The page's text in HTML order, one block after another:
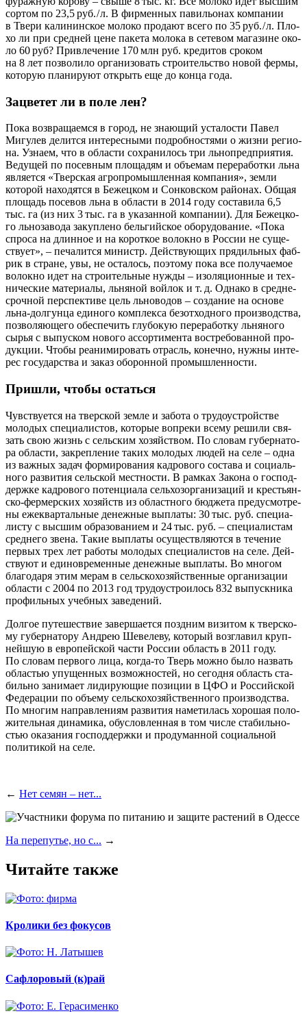
сор­том по 23,5 руб. / л. В фир­мен­ных пави­льо­нах ком­па­нии
в Тве­ри кали­нин­ское моло­ко про­да­ют все­го по 35 руб. / л. Пло­
хо ли при сред­ней цене паке­та моло­ка в сете­вом мага­зине око­
ло 60 руб? При­вле­че­ние 170 млн руб. кре­ди­тов сро­ком
на 8 лет поз­во­ли­ло орга­ни­зо­вать стро­и­тель­ство новой фер­мы,
кото­рую пла­ни­ру­ют открыть еще до кон­ца года.
Зацветет ли в поле лен?
Пока воз­вра­ща­ем­ся в город, не зна­ю­щий уста­ло­сти Павел
Мигу­лев делит­ся инте­рес­ны­ми подроб­но­стя­ми о жиз­ни реги­о­
на. Узна­ем, что в обла­сти сохра­ни­лось три льно­пред­при­я­тия.
Веду­щей по посев­ным пло­ща­дям и объ­е­мам пере­ра­бот­ки льна
явля­ет­ся «Твер­ская агро­про­мыш­лен­ная ком­па­ния», зем­ли
кото­рой нахо­дят­ся в Бежец­ком и Сон­ков­ском рай­о­нах. Общая
пло­щадь посе­вов льна в обла­сти в 2014 году соста­ви­ла 6,5
тыс. га (из них 3 тыс. га в ука­зан­ной ком­па­нии). Для Бежец­ко­
го льно­за­во­да закуп­ле­но бель­гий­ское обо­ру­до­ва­ние. «Пока
спро­са на длин­ное и на корот­кое волок­но в Рос­сии не суще­
ству­ет», – печа­лит­ся министр. Дей­ству­ю­щих пря­диль­ных фаб­
рик в стране, увы, не оста­лось, поэто­му пока все полу­ча­е­мое
волок­но идет на стро­и­тель­ные нуж­ды – изо­ля­ци­он­ные и тех­
ни­че­ские мате­ри­а­лы, льня­ной вой­лок и т. д. Одна­ко в сред­не­
сроч­ной пер­спек­ти­ве цель льно­во­дов – созда­ние на осно­ве
льна-дол­гун­ца еди­но­го ком­плек­са без­от­ход­но­го про­из­вод­ства,
поз­во­ля­ю­ще­го обес­пе­чить глу­бо­кую пере­ра­бот­ку льня­но­го
сырья с выпус­ком ново­го ассор­ти­мен­та вос­тре­бо­ван­ной про­
дук­ции. Что­бы реани­ми­ро­вать отрасль, конеч­но, нуж­ны инте­
рес госу­дар­ства и заказ обо­рон­ной промышленности.
Пришли, чтобы остаться
Чув­ству­ет­ся на твер­ской зем­ле и забо­та о тру­до­устрой­стве
моло­дых спе­ци­а­ли­стов, кото­рые вопре­ки все­му реши­ли свя­
зать свою жизнь с сель­ским хозяй­ством. По сло­вам губер­на­то­
ра обла­сти, закреп­ле­ние таких моло­дых людей на селе – одна
из важ­ных задач фор­ми­ро­ва­ния кад­ро­во­го соста­ва и соци­аль­
но­го раз­ви­тия сель­ской мест­но­сти. В рам­ках Зако­на о гос­под­
держ­ке кад­ро­во­го потен­ци­а­ла сель­хоз­ор­га­ни­за­ций и кре­стьян­
ско-фер­мер­ских хозяйств из област­но­го бюд­же­та преду­смот­ре­
ны еже­квар­таль­ные денеж­ные выпла­ты: 30 тыс. руб. спе­ци­а­
ли­сту с выс­шим обра­зо­ва­ни­ем и 24 тыс. руб. – спе­ци­а­ли­стам
сред­не­го зве­на. Такие выпла­ты осу­ществ­ля­ют­ся в тече­ние
пер­вых трех лет рабо­ты моло­дых спе­ци­а­ли­стов на селе. Дей­
ству­ют и еди­но­вре­мен­ные денеж­ные выпла­ты. Во мно­гом
бла­го­да­ря этим мерам в сель­ско­хо­зяй­ствен­ные орга­ни­за­ции
обла­сти с 2004 по 2013 год тру­до­устро­и­лось 832 выпуск­ни­ка
про­филь­ных учеб­ных заведений.
Дол­гое путе­ше­ствие завер­ша­ет­ся позд­ним визи­том к твер­ско­
му губер­на­то­ру Андрею Шеве­ле­ву, кото­рый воз­гла­вил круп­
ней­шую в евро­пей­ской части Рос­сии область в 2011 году.
По сло­вам пер­во­го лица, когда‑то Тверь мож­но было назвать
обла­стью упу­щен­ных воз­мож­но­стей, но сего­дня область ста­
биль­но зани­ма­ет лиди­ру­ю­щие пози­ции в ЦФО и Рос­сий­ской
Феде­ра­ции по объ­е­му сель­ско­хо­зяй­ствен­но­го про­из­вод­ства.
По мно­гим направ­ле­ни­ям раз­ви­тия наме­ти­лась хоро­шая поло­
жи­тель­ная дина­ми­ка, обу­слов­лен­ная в том чис­ле ста­биль­но­
стью ока­за­ния гос­под­держ­ки и про­ду­ман­ной соци­аль­ной
поли­ти­кой на селе.
← Нет семян – нет...
На перепутье, но с... →
Читайте также
Кролики без фокусов
Сафлоровый (к)рай